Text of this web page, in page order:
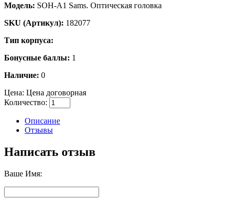
Модель: SOH-A1 Sams. Оптическая головка
SKU (Артикул): 182077
Тип корпуса:
Бонусные баллы: 1
Наличие: 0
Цена: Цена договорная
Количество:
Описание
Отзывы
Написать отзыв
Ваше Имя: